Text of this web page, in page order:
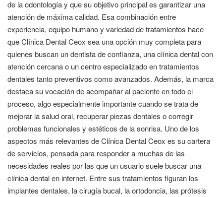
de la odontología y que su objetivo principal es garantizar una
atención de máxima calidad. Esa combinación entre
experiencia, equipo humano y variedad de tratamientos hace
que Clínica Dental Ceox sea una opción muy completa para
quienes buscan un dentista de confianza, una clínica dental con
atención cercana o un centro especializado en tratamientos
dentales tanto preventivos como avanzados. Además, la marca
destaca su vocación de acompañar al paciente en todo el
proceso, algo especialmente importante cuando se trata de
mejorar la salud oral, recuperar piezas dentales o corregir
problemas funcionales y estéticos de la sonrisa. Uno de los
aspectos más relevantes de Clínica Dental Ceox es su cartera
de servicios, pensada para responder a muchas de las
necesidades reales por las que un usuario suele buscar una
clínica dental en internet. Entre sus tratamientos figuran los
implantes dentales, la cirugía bucal, la ortodoncia, las prótesis